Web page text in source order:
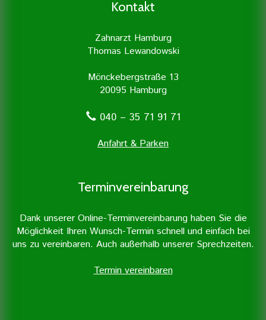
Zahnarztpraxis mit Unterstützung
professionelle Zahnreinigung.
Kontakt
Zahnarzt Hamburg
Thomas Lewandowski
Mönckebergstraße 13
20095 Hamburg
040 – 35 71 91 71
Anfahrt & Parken
Terminvereinbarung
Dank unserer Online-Terminvereinbarung haben Sie die
Möglichkeit Ihren Wunsch-Termin schnell und einfach bei
uns zu vereinbaren. Auch außerhalb unserer Sprechzeiten.
Termin vereinbaren